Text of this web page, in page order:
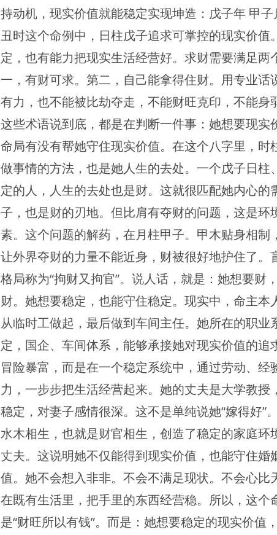
持动机，现实价值就能稳定实现坤造：戊子年 甲子
丑时这个命例中，日柱戊子追求可掌控的现实价值
定，也有能力把现实生活经营好。求财需要满足两
一，有财可求。第二，自己能拿得住财。用专业话
有力，也不能被比劫夺走，不能财旺克印，不能身
这些术语说到底，都是在判断一件事：她想要现实
命局有没有帮她守住现实价值。在这个八字里，时
做事情的方法，也是她人生的去处。一个戊子日柱
定的人，人生的去处也是财。这就很匹配她内心的
子，也是财的刃地。但比肩有夺财的问题，这是环
素。这个问题的解药，在月柱甲子。甲木贴身相制
让外界夺财的力量不能近身，财被很好地护住了。
格局称为“拘财又拘官”。说人话，就是：她想要财
财。她想要稳定，也能守住稳定。现实中，命主本
从临时工做起，最后做到车间主任。她所在的职业
定，国企、车间体系，能够承接她对现实价值的追
冒险暴富，而是在一个稳定系统中，通过劳动、经
力，一步步把生活经营起来。她的丈夫是大学教授
稳定，对妻子感情很深。这不是单纯说她“嫁得好”
水木相生，也就是财官相生，创造了稳定的家庭环
丈夫。这说明她不仅能得到现实价值，也能守住婚
值。她不会想入非非。不会不满足现状。不会心比
在既有生活里，把手里的东西经营稳。所以，这个
是“财旺所以有钱”。而是：她想要稳定的现实价值